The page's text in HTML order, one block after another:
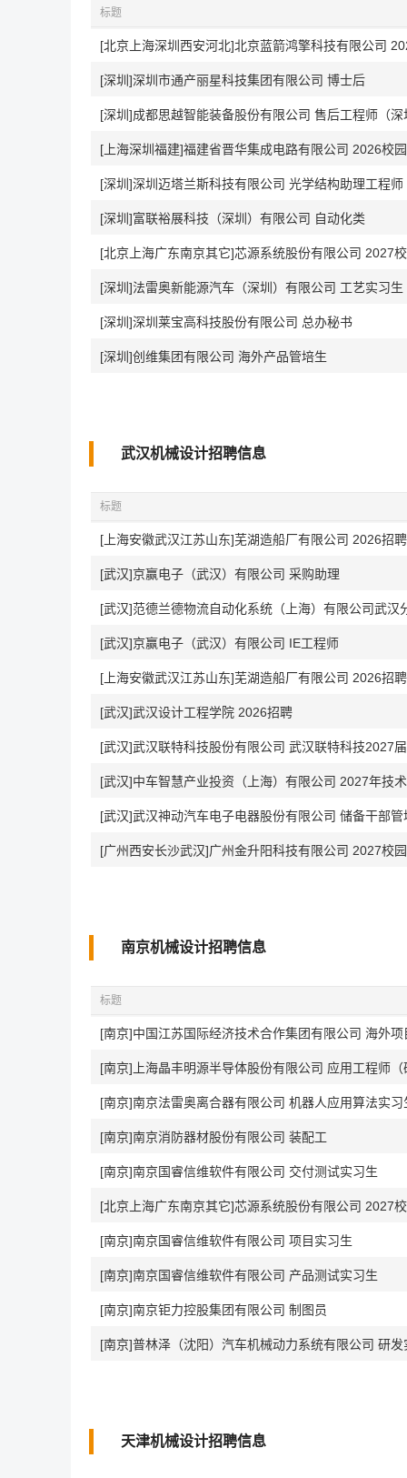
标题
[北京上海深圳西安河北]北京蓝箭鸿擎科技有限公司
[深圳]深圳市通产丽星科技集团有限公司 博士后
[深圳]成都思越智能装备股份有限公司 售后工程师（深
[上海深圳福建]福建省晋华集成电路有限公司 2026校
[深圳]深圳迈塔兰斯科技有限公司 光学结构助理工程师
[深圳]富联裕展科技（深圳）有限公司 自动化类
[北京上海广东南京其它]芯源系统股份有限公司 2027
[深圳]法雷奥新能源汽车（深圳）有限公司 工艺实习生
[深圳]深圳莱宝高科技股份有限公司 总办秘书
[深圳]创维集团有限公司 海外产品管培生
武汉机械设计招聘信息
标题
[上海安徽武汉江苏山东]芜湖造船厂有限公司 2026招
[武汉]京赢电子（武汉）有限公司 采购助理
[武汉]京赢电子（武汉）有限公司 IE工程师
[上海安徽武汉江苏山东]芜湖造船厂有限公司 2026招
[武汉]武汉设计工程学院 2026招聘
[武汉]武汉联特科技股份有限公司 武汉联特科技2027
[武汉]武汉神动汽车电子电器股份有限公司 储备干部管
南京机械设计招聘信息
标题
[南京]中国江苏国际经济技术合作集团有限公司 海外
[南京]上海晶丰明源半导体股份有限公司 应用工程师
[南京]南京法雷奥离合器有限公司 机器人应用算法实习
[南京]南京消防器材股份有限公司 装配工
[南京]南京国睿信维软件有限公司 交付测试实习生
[北京上海广东南京其它]芯源系统股份有限公司 2027
[南京]南京国睿信维软件有限公司 项目实习生
[南京]南京国睿信维软件有限公司 产品测试实习生
[南京]南京钜力控股集团有限公司 制图员
[南京]普林泽（沈阳）汽车机械动力系统有限公司 研发
天津机械设计招聘信息